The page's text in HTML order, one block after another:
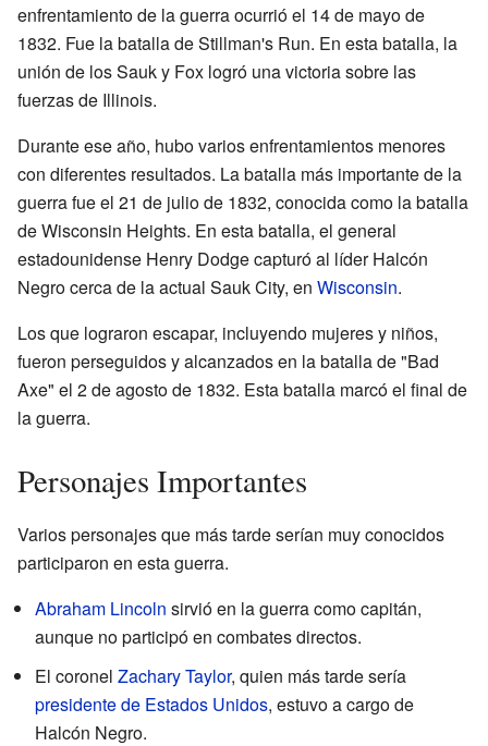
enfrentamiento de la guerra ocurrió el 14 de mayo de
1832. Fue la batalla de Stillman's Run. En esta batalla, la
unión de los Sauk y Fox logró una victoria sobre las
fuerzas de Illinois.
Durante ese año, hubo varios enfrentamientos menores
con diferentes resultados. La batalla más importante de la
guerra fue el 21 de julio de 1832, conocida como la batalla
de Wisconsin Heights. En esta batalla, el general
estadounidense Henry Dodge capturó al líder Halcón
Negro cerca de la actual Sauk City, en Wisconsin.
Los que lograron escapar, incluyendo mujeres y niños,
fueron perseguidos y alcanzados en la batalla de "Bad
Axe" el 2 de agosto de 1832. Esta batalla marcó el final de
la guerra.
Personajes Importantes
Varios personajes que más tarde serían muy conocidos
participaron en esta guerra.
Abraham Lincoln sirvió en la guerra como capitán,
aunque no participó en combates directos.
El coronel Zachary Taylor, quien más tarde sería
presidente de Estados Unidos, estuvo a cargo de
Halcón Negro.